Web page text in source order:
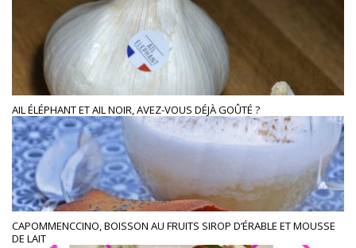
AIL ÉLÉPHANT ET AIL NOIR, AVEZ-VOUS DÉJÀ GOÛTÉ ?
CAPOMMENCCINO, BOISSON AU FRUITS SIROP D’ÉRABLE ET MOUSSE
DE LAIT